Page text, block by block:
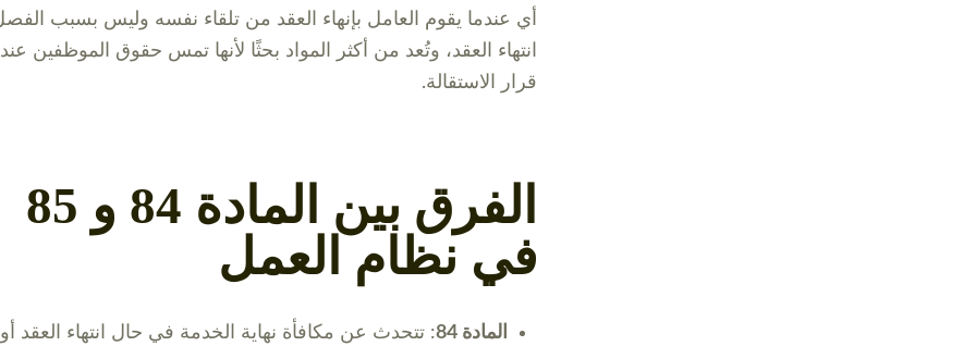
أي عندما يقوم العامل بإنهاء العقد من تلقاء نفسه وليس بسبب
انتهاء العقد، وتُعد من أكثر المواد بحثًا لأنها تمس حقوق الموظفين
قرار الاستقالة.
الفرق بين المادة 84 و 85
في نظام العمل
المادة 84
: تتحدث عن مكافأة نهاية الخدمة في حال انتهاء العقد أو